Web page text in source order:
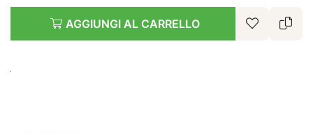
AGGIUNGI AL CARRELLO